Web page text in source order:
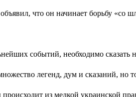
что он начинает борьбу «со
событий, необходимо сказать
легенд, дум и сказаний,
происходит из мелкой украинской